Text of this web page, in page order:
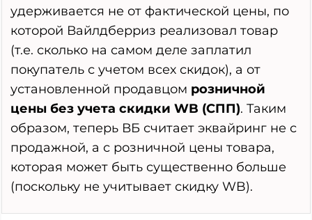
удерживается не от фактической цены, по
которой Вайлдберриз реализовал товар
(т.е. сколько на самом деле заплатил
покупатель с учетом всех скидок), а от
установленной продавцом розничной
цены без учета скидки WB (СПП). Таким
образом, теперь ВБ считает эквайринг не с
продажной, а с розничной цены товара,
которая может быть существенно больше
(поскольку не учитывает скидку WB).